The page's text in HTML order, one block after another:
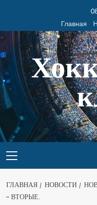
Главная
ГЛАВНАЯ НОВОСТИ
– ВТОРЫЕ.